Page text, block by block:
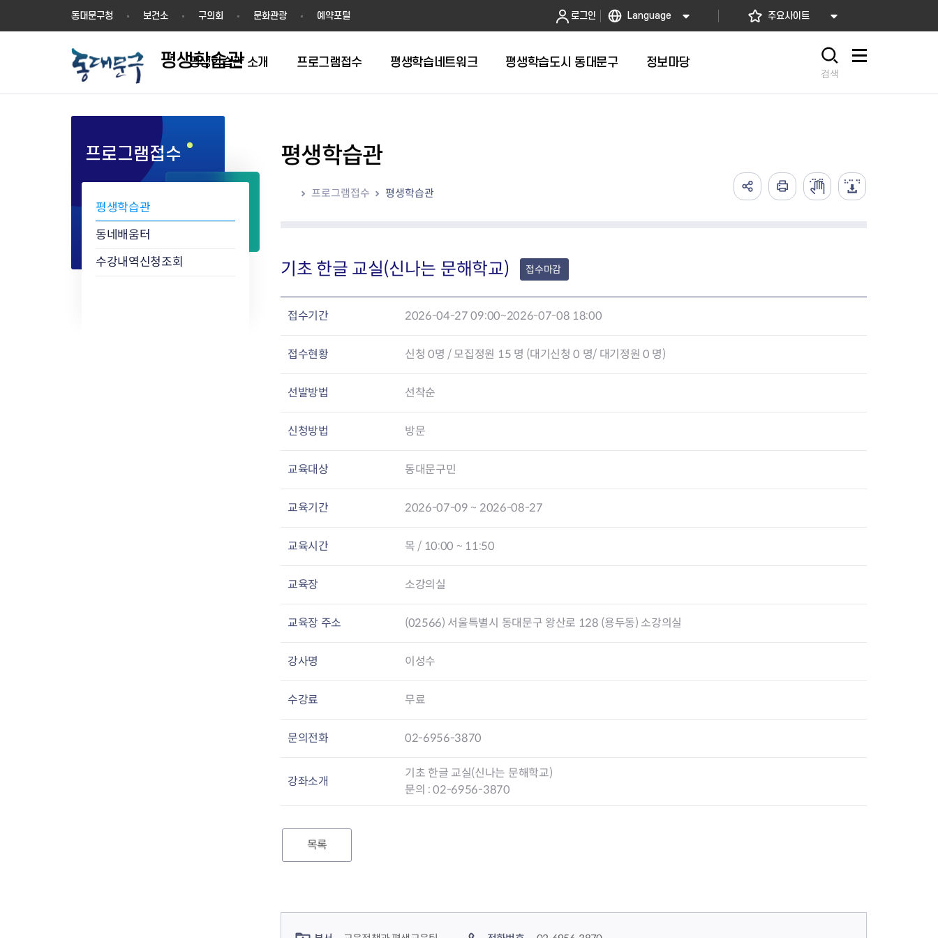
동대문구청 보건소 구의회 문화관광 예약포털 로그인 Language 주요사이트
평생학습관
평생학습관 소개 프로그램접수 평생학습네트워크
학습동아리 인증절차
학습동아리 현황
평생학습도시 동대문구 정보마당
검색
사이트맵
프로그램접수
평생학습관
동네배움터
수강내역신청조회
평생학습관
프로그램접수 평생학습관
기초 한글 교실(신나는 문해학교) 접수마감
접수기간 2026-04-27 09:00~2026-07-08 18:00
접수현황 신청0명 / 모집정원 15 명 (대기신청 0 명/ 대기정원 0 명)
선발방법 선착순
신청방법 방문
교육대상 동대문구민
교육기간 2026-07-09 ~ 2026-08-27
교육시간 목 / 10:00 ~ 11:50
교육장 소강의실
교육장 주소 (02566) 서울특별시 동대문구 왕산로 128 (용두동) 소강의실
강사명 이성수
수강료 무료
문의전화 02-6956-3870
강좌소개
기초 한글 교실(신나는 문해학교)
문의 : 02-6956-3870
목록